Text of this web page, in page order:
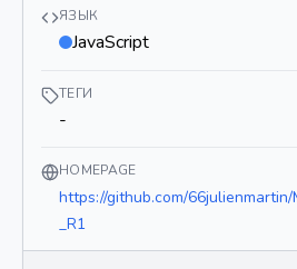
ЯЗЫК
JavaScript
ТЕГИ
-
HOMEPAGE
https://github.com/
_R1